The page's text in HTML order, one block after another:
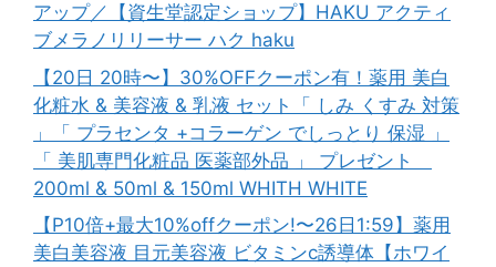
アップ／【資生堂認定ショップ】HAKU アクティ
ブメラノリリーサー ハク haku
【20日 20時〜】30%OFFクーポン有！薬用 美白
化粧水 & 美容液 & 乳液 セット「 しみ くすみ 対策
」「 プラセンタ +コラーゲン でしっとり 保湿 」
「 美肌専門化粧品 医薬部外品 」 プレゼント
200ml & 50ml & 150ml WHITH WHITE
【P10倍+最大10%offクーポン!〜26日1:59】薬用
美白美容液 目元美容液 ビタミンc誘導体【ホワイ